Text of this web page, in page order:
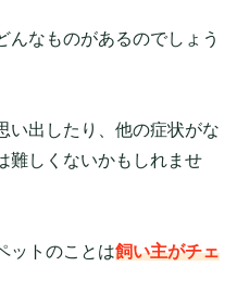
んなものがあるのでしょう
い出したり、他の症状がな
難しくないかもしれませ
ットのことは飼い主がチェ